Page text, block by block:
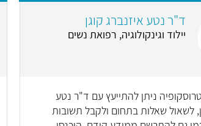
ד"ר נטע איזנברג קוגן
יילוד וגינקולוגיה, רפואת נשים
ניתן להתייעץ עם ד"ר נטע
לשאול שאלות בתחום ולקבל תשובות